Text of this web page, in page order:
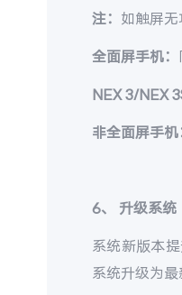
注： 如触屏
全面屏手机：
NEX 3/NEX
非全面屏手机
6、 升级系统
系统新版本
系统升级为最